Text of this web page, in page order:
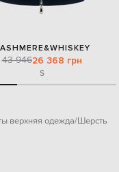
43 94626 368 грн
S
верхняя одежда Шерсть